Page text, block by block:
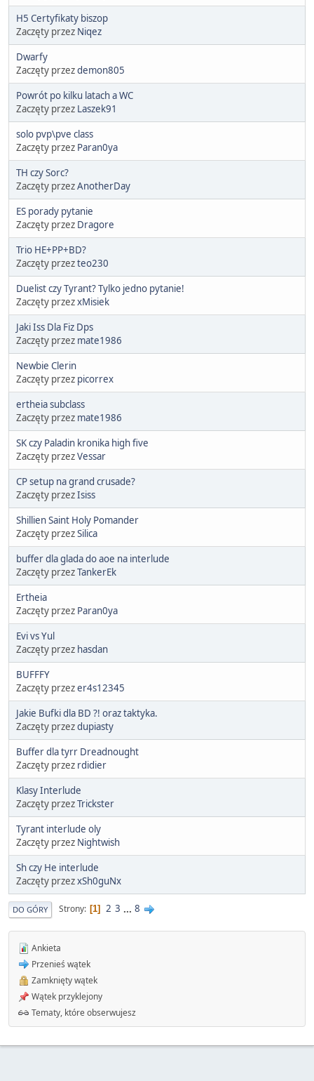
H5 Certyfikaty biszop
Zaczęty przez Niqez
Dwarfy
Zaczęty przezdemon805
Powrót po kilku latach a WC
Zaczęty przez Laszek91
solo pvp\pve class
Zaczęty przez Paran0ya
TH czy Sorc?
Zaczęty przezAnotherDay
ES porady pytanie
Zaczęty przez Dragore
Trio HE+PP+BD?
Zaczęty przezteo230
Duelist czy Tyrant? Tylko jedno pytanie!
Zaczęty przezxMisiek
Jaki Iss Dla Fiz Dps
Zaczęty przez mate1986
Newbie Clerin
Zaczęty przez picorrex
ertheia subclass
Zaczęty przez mate1986
SK czy Paladin kronika high five
Zaczęty przezVessar
CP setup na grand crusade?
Zaczęty przezIsiss
Shillien Saint Holy Pomander
Zaczęty przezSilica
buffer dla glada do aoe na interlude
Zaczęty przezTankerEk
Ertheia
Zaczęty przez Paran0ya
Evi vs Yul
Zaczęty przez hasdan
BUFFFY
Zaczęty przezer4s12345
Jakie Bufki dla BD ?! oraz taktyka.
Zaczęty przezdupiasty
Buffer dla tyrr Dreadnought
Zaczęty przez rdidier
Klasy Interlude
Zaczęty przezTrickster
Tyrant interlude oly
Zaczęty przez Nightwish
Sh czy He interlude
Zaczęty przezxSh0guNx
DO GÓRY Strony 1 2 3 ... 8
Ankieta
Przenieś wątek
Zamknięty wątek
Wątek przyklejony
Tematy, które obserwujesz